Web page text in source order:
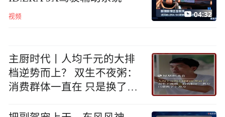
视频 04:32
主厨时代丨人均千元的大排
档逆势而上？ 双生不夜粥：
消费群体一直在 只是换了个